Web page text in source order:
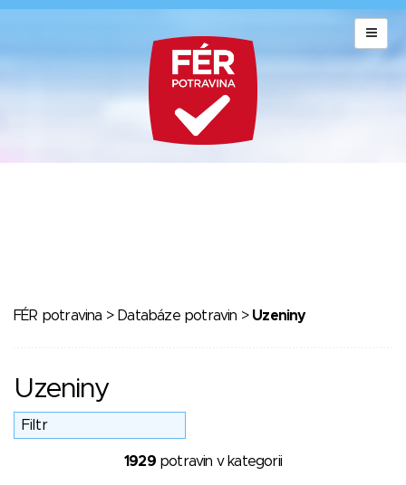
FÉR potravina > Databáze potravin > Uzeniny
Uzeniny
1929potravin v kategorii